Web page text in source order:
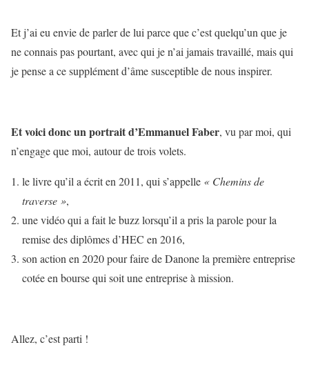
Et j’ai eu envie de parler de lui parce que c’est quelqu’un que je
ne connais pas pourtant, avec qui je n’ai jamais travaillé, mais qui
je pense a ce supplément d’âme susceptible de nous inspirer.
Et voici donc un portrait d’Emmanuel Faber, vu par moi, qui
n’engage que moi, autour de trois volets.
le livre qu’il a écrit en 2011, qui s’appelle « Chemins de
traverse »,
une vidéo qui a fait le buzz lorsqu’il a pris la parole pour la
remise des diplômes d’HEC en 2016,
son action en 2020 pour faire de Danone la première entreprise
cotée en bourse qui soit une entreprise à mission.
Allez, c’est parti !